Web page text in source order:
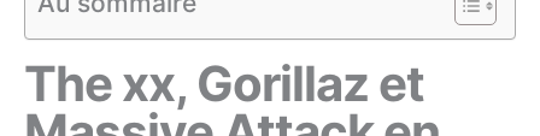
The xx, Gorillaz et